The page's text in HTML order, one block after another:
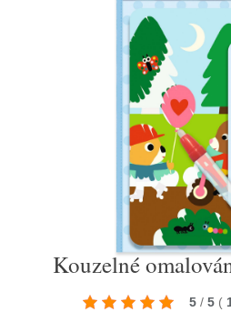
Kouzelné
5 / 5 (